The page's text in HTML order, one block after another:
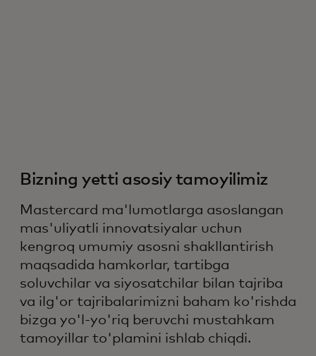
Bizning yetti asosiy tamoyilimiz
Mastercard ma'lumotlarga asoslangan
mas'uliyatli innovatsiyalar uchun
kengroq umumiy asosni shakllantirish
maqsadida hamkorlar, tartibga
soluvchilar va siyosatchilar bilan tajriba
va ilg'or tajribalarimizni baham ko'rishda
bizga yo'l-yo'riq beruvchi mustahkam
tamoyillar to'plamini ishlab chiqdi.